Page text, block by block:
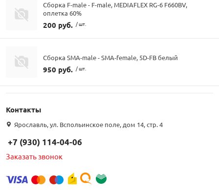
Сборка F-male - F-male, MEDIAFLEX RG-6 F660BV,
оплетка 60%
200 руб. / шт.
Сборка SMA-male - SMA-female, 5D-FB белый
950 руб. / шт.
Контакты
Ярославль, ул. Вспольинское поле, дом 14, стр. 4
+7 (930) 114-04-06
Заказать звонок